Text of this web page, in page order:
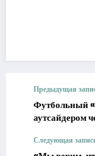
Предыдущая
Футбольный
аутсайдером
Следующая